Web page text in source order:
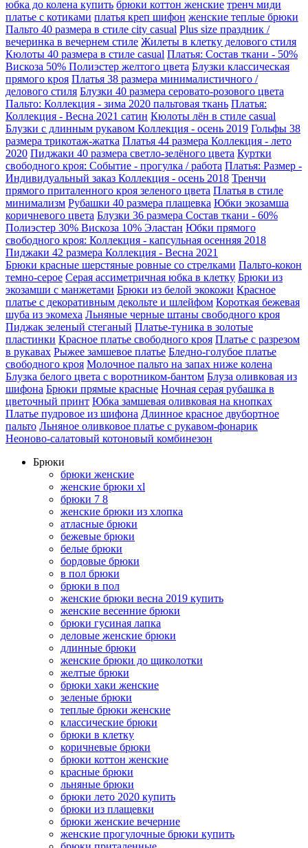
юбка до колена купить брюки коттон женские тренч миди
платье с котиками платья креп шифон женские теплые брюки
Пальто 40 размера в стиле city casual Plus size праздник /
вечеринка в вечернем стиле Жилеты в клетку делового стиля
Кюлоты 40 размера в стиле casual Платья: Состав ткани - 50%
Вискоза 50% Полиэстер желтого цвета Блузки классическая
прямого кроя Платья 38 размера минималистичного /
делового стиля Блузки 40 размера серовато-розового цвета
Пальто: Коллекция - зима 2020 пальтовая ткань Платья:
Коллекция - Весна 2021 сатин Кюлоты лён в стиле casual
Блузки с длинным рукавом Коллекция - осень 2019 Гольфы 38
размера трикотаж-жатка Платья 44 размера Коллекция - лето
2020 Пиджаки 40 размера светло-зелёного цвета Куртки
свободного кроя: Событие - прогулка / работа Платья: Размер -
Индивидуальный заказ Коллекция - осень 2018 Тренчи
прямого приталенного кроя зеленого цвета Платья в стиле
минимализм Рубашки 40 размера плащевка Юбки экозамша
коричневого цвета Блузки 36 размера Состав ткани - 60%
Полиэстер 30% Вискоза 10% Эластан Юбки прямого
свободного кроя: Коллекция - капсульная осенняя 2018
Пиджаки 42 размера Коллекция - Весна 2021
Брюки красные шерстяные ровные со стрелками Пальто-кокон
темно-серое Серая ассиметричная юбка в клетку Брюки из
экозамши с манжетами Брюки из белой экокожи Красное
платье с декоративным декольте и шлейфом Короткая бежевая
шуба из экомеха Льняные черные штаны свободного кроя
Пиджак зеленый стеганый Платье-туника в золотые
пластинки Красное платье свободного кроя Платье с разрезом
в рукавах Рыжее замшевое платье Бледно-голубое платье
свободного кроя Молочное пальто на запах ниже колена
Блузка белого цвета с воротником-бантом Блуза оливковая из
шифона Брюки прямые красные Ночная серая рубашка в
цветочный принт Юбка замшевая оливковая на кнопках
Платье пудровое из шифона Длинное красное двубортное
пальто Льняное оливковое платье с рукавом-фонарик
Неоново-салатовый котоновый комбинезон
Брюки
брюки женские
женские брюки xl
брюки 7 8
женские брюки из хлопка
атласные брюки
бежевые брюки
белые брюки
бордовые брюки
в пол брюки
брюки в пол
женские брюки весна 2019 купить
женские весенние брюки
брюки гусиная лапка
деловые женские брюки
длинные брюки
женские брюки до щиколотки
желтые брюки
брюки хаки женские
зеленые брюки
теплые брюки женские
классические брюки
брюки в клетку
коричневые брюки
брюки коттон женские
красные брюки
льняные брюки
брюки лето 2020 купить
брюки из плащевки
брюки женские вечерние
женские прогулочные брюки купить